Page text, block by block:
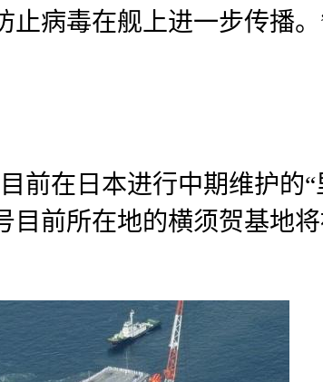
病毒在舰上进一步传播
前在日本进行中期维护
目前所在地的横须贺基地